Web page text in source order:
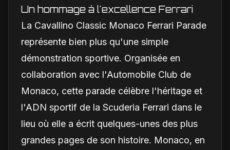
Un hommage à l'excellence Ferrari
La Cavallino Classic Monaco Ferrari Parade
représente bien plus qu'une simple
démonstration sportive. Organisée en
collaboration avec l'Automobile Club de
Monaco, cette parade célèbre l'héritage et
l'ADN sportif de la Scuderia Ferrari dans le
lieu où elle a écrit quelques-unes des plus
grandes pages de son histoire. Monaco, en